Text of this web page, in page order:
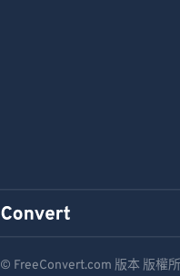
© FreeConvert.com 版本 版權